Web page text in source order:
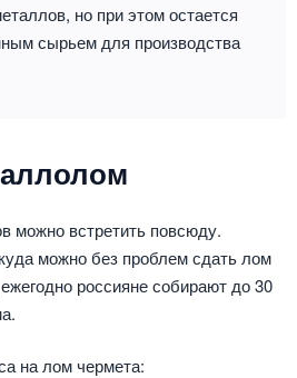
но при этом остается
сырьем для производства
можно встретить повсюду.
можно без проблем сдать лом
россияне собирают до 30
на лом чермета: